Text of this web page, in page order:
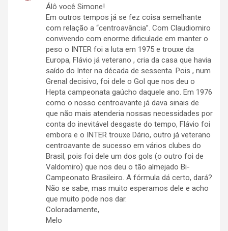
Álô você Simone!
Em outros tempos já se fez coisa semelhante
com relação a “centroavância”. Com Claudiomiro
convivendo com enorme dificulade em manter o
peso o INTER foi a luta em 1975 e trouxe da
Europa, Flávio já veterano , cria da casa que havia
saído do Inter na década de sessenta. Pois , num
Grenal decisivo, foi dele o Gol que nos deu o
Hepta campeonata gaúcho daquele ano. Em 1976
como o nosso centroavante já dava sinais de
que não mais atenderia nossas necessidades por
conta do inevitável desgaste do tempo, Flávio foi
embora e o INTER trouxe Dário, outro já veterano
centroavante de sucesso em vários clubes do
Brasil, pois foi dele um dos gols (o outro foi de
Valdomiro) que nos deu o tão almejado Bi-
Campeonato Brasileiro. A fórmula dá certo, dará?
Não se sabe, mas muito esperamos dele e acho
que muito pode nos dar.
Coloradamente,
Melo